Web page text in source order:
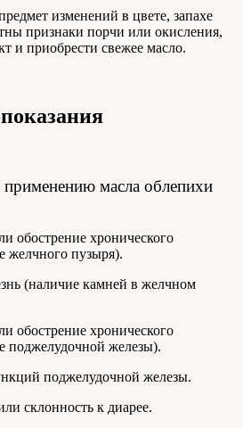
изменений в цвете, запахе
признаки порчи или окисления,
и приобрести свежее масло.
масла облепихи
обострение хронического
желчного пузыря).
(наличие камней в желчном
обострение хронического
поджелудочной железы).
поджелудочной железы.
склонность к диарее.